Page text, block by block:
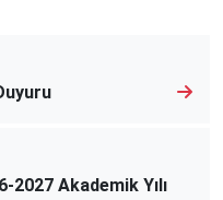
Akademik Yılı